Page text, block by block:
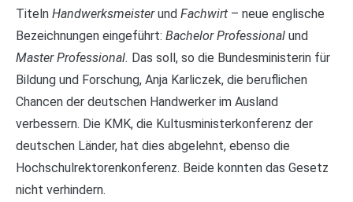
Titeln Handwerksmeisterund Fachwirt – neue englische
Bezeichnungen eingeführt: Bachelor Professional und
Master Professional. Das soll, so die Bundesministerin für
Bildung und Forschung, Anja Karliczek, die beruflichen
Chancen der deutschen Handwerker im Ausland
verbessern. Die KMK, die Kultusministerkonferenz der
deutschen Länder, hat dies abgelehnt, ebenso die
Hochschulrektorenkonferenz. Beide konnten das Gesetz
nicht verhindern.